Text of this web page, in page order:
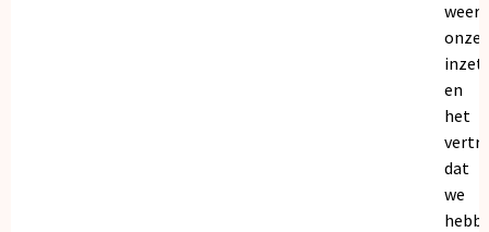
onze
inzet
en
het
dat
we